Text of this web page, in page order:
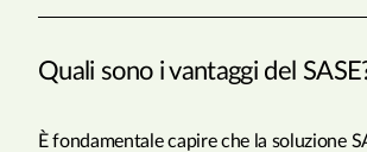
Quali sono i vantaggi del
È fondamentale capire che la soluzione